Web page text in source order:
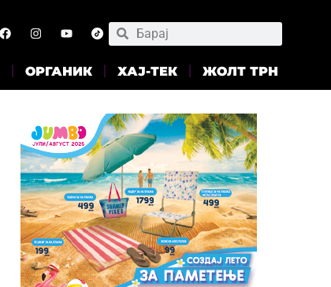
ОРГАНИК ХАЈ-ТЕК ЖОЛТ ТРН